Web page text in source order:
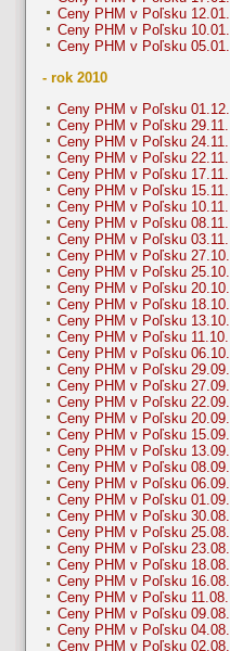
Ceny PHM v Poľsku 12.01.
Ceny PHM v Poľsku 10.01.
Ceny PHM v Poľsku 05.01.
- rok 2010
Ceny PHM v Poľsku 01.12.
Ceny PHM v Poľsku 29.11.
Ceny PHM v Poľsku 24.11.
Ceny PHM v Poľsku 22.11.
Ceny PHM v Poľsku 17.11.
Ceny PHM v Poľsku 15.11.
Ceny PHM v Poľsku 10.11.
Ceny PHM v Poľsku 08.11.
Ceny PHM v Poľsku 03.11.
Ceny PHM v Poľsku 27.10.
Ceny PHM v Poľsku 25.10.
Ceny PHM v Poľsku 20.10.
Ceny PHM v Poľsku 18.10.
Ceny PHM v Poľsku 13.10.
Ceny PHM v Poľsku 11.10.
Ceny PHM v Poľsku 06.10.
Ceny PHM v Poľsku 29.09.
Ceny PHM v Poľsku 27.09.
Ceny PHM v Poľsku 22.09.
Ceny PHM v Poľsku 20.09.
Ceny PHM v Poľsku 15.09.
Ceny PHM v Poľsku 13.09.
Ceny PHM v Poľsku 08.09.
Ceny PHM v Poľsku 06.09.
Ceny PHM v Poľsku 01.09.
Ceny PHM v Poľsku 30.08.
Ceny PHM v Poľsku 25.08.
Ceny PHM v Poľsku 23.08.
Ceny PHM v Poľsku 18.08.
Ceny PHM v Poľsku 16.08.
Ceny PHM v Poľsku 11.08.
Ceny PHM v Poľsku 09.08.
Ceny PHM v Poľsku 04.08.
Ceny PHM v Poľsku 02.08.